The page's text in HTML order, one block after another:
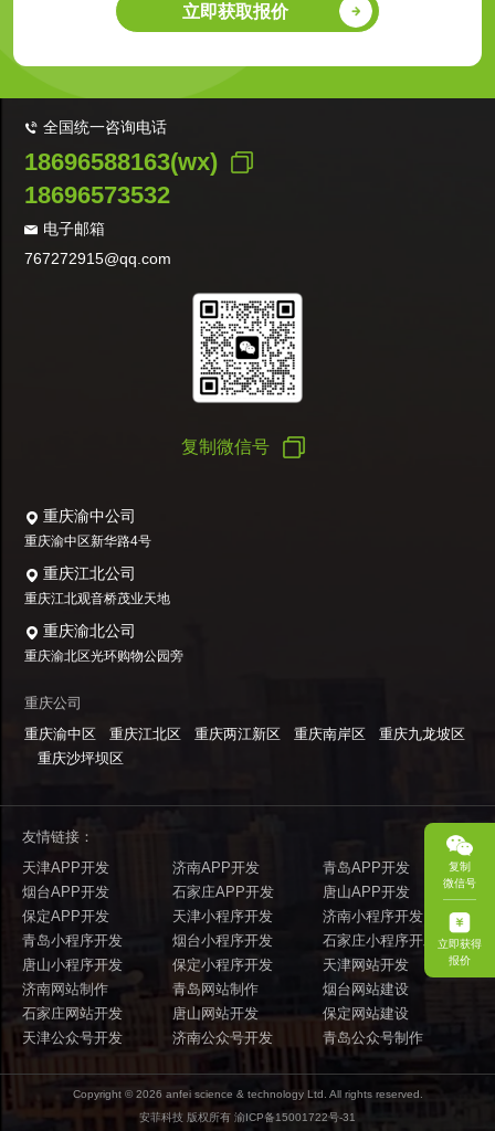
复制
微信号
立即获得
报价
立即获取报价
全国统一咨询电话
18696588163(wx)
18696573532
电子邮箱
767272915@qq.com
复制微信号
重庆渝中公司
重庆渝中区新华路4号
重庆江北公司
重庆江北观音桥茂业天地
重庆渝北公司
重庆渝北区光环购物公园旁
重庆公司
重庆渝中区
重庆江北区 重庆两江新区 重庆南岸区
重庆九龙坡区
重庆沙坪坝区
友情链接：
天津APP开发
济南APP开发
青岛APP开发
烟台APP开发
石家庄APP开发
唐山APP开发
保定APP开发
天津小程序开发
济南小程序开发
青岛小程序开发
烟台小程序开发
石家庄小程序开发
唐山小程序开发
保定小程序开发
天津网站开发
济南网站制作
青岛网站制作
烟台网站建设
石家庄网站开发
唐山网站开发
保定网站建设
天津公众号开发
济南公众号开发 青岛公众号制作
Copyright ©2026 anfei science & technology Ltd. All rights reserved.
安菲科技 版权所有 渝ICP备15001722号-31